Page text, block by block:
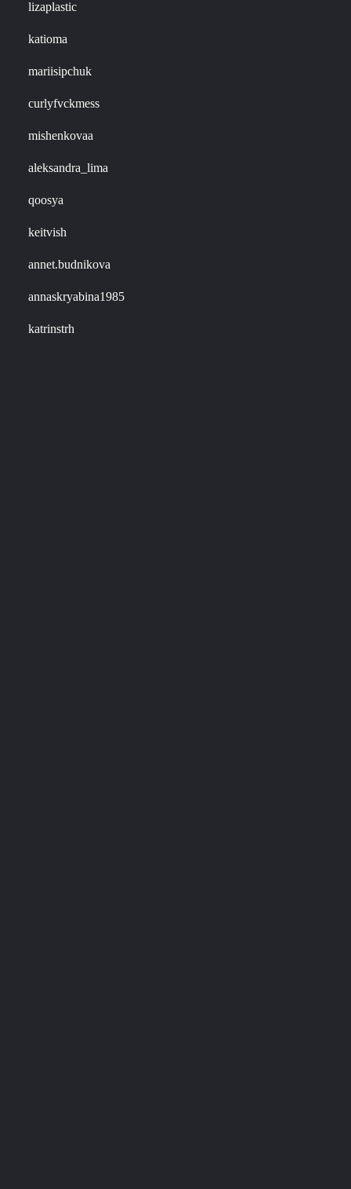
lizaplastic
katioma
mariisipchuk
curlyfvckmess
mishenkovaa
aleksandra_lima
qoosya
keitvish
annet.budnikova
annaskryabina1985
katrinstrh